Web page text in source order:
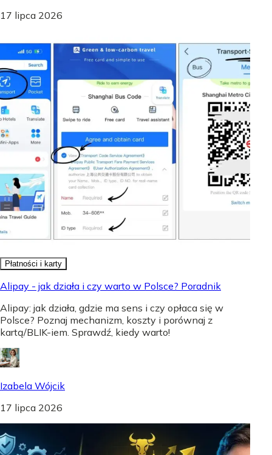
17 lipca 2026
Płatności i karty
Alipay - jak działa i czy warto w Polsce? Poradnik
Alipay: jak działa, gdzie ma sens i czy opłaca się w
Polsce? Poznaj mechanizm, koszty i porównaj z
kartą/BLIK-iem. Sprawdź, kiedy warto!
Izabela Wójcik
17 lipca 2026